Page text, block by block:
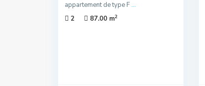
appartement de type F...
2
87.00 m2